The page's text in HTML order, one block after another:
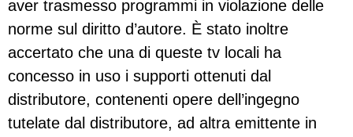
aver trasmesso programmi in violazione delle
norme sul diritto d’autore. È stato inoltre
accertato che una di queste tv locali ha
concesso in uso i supporti ottenuti dal
distributore, contenenti opere dell’ingegno
tutelate dal distributore, ad altra emittente in